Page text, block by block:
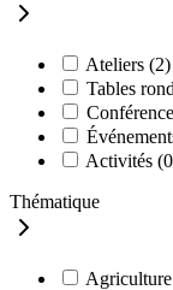
Ateliers (2)
Tables
Conférence
Activités
Thématique
Agriculture